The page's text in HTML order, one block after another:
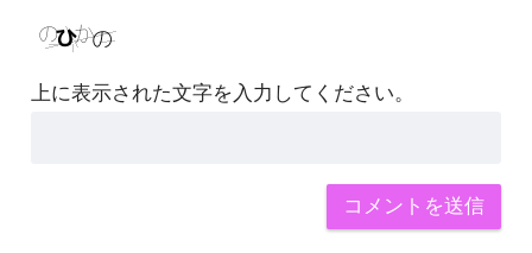
上に表示された文字を入力してください。